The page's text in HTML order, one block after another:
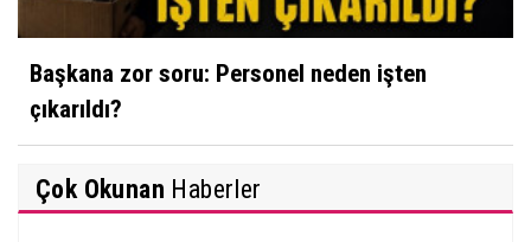
Başkana zor soru: Personel neden işten
çıkarıldı?
Çok Okunan Haberler